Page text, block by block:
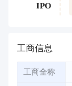
IPO
工商信息
工商全称